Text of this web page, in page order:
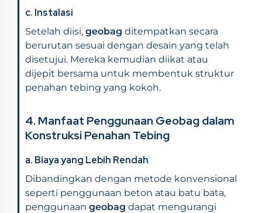
c. Instalasi
Setelah diisi, geobag ditempatkan secara
berurutan sesuai dengan desain yang telah
disetujui. Mereka kemudian diikat atau
dijepit bersama untuk membentuk struktur
penahan tebing yang kokoh.
4. Manfaat Penggunaan Geobag dalam
Konstruksi Penahan Tebing
a. Biaya yang Lebih Rendah
Dibandingkan dengan metode konvensional
seperti penggunaan beton atau batu bata,
penggunaan geobag dapat mengurangi